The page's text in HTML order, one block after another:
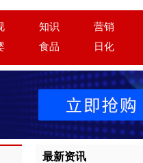
知识 营销
食品 日化
最新资讯